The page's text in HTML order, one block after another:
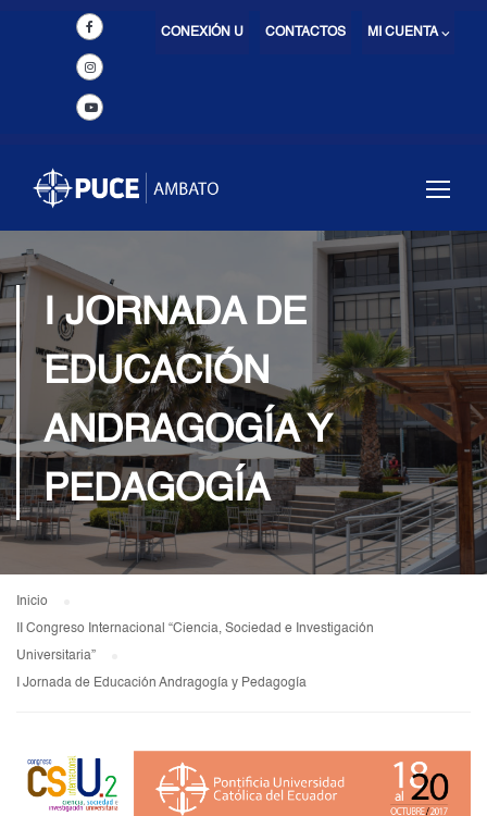
MI CUENTA ⌵
CONTACTOS
CONEXIÓN U
I JORNADA DE
EDUCACIÓN
ANDRAGOGÍA Y
PEDAGOGÍA
Inicio
II Congreso Internacional “Ciencia, Sociedad e Investigación
Universitaria”
I Jornada de Educación Andragogía y Pedagogía